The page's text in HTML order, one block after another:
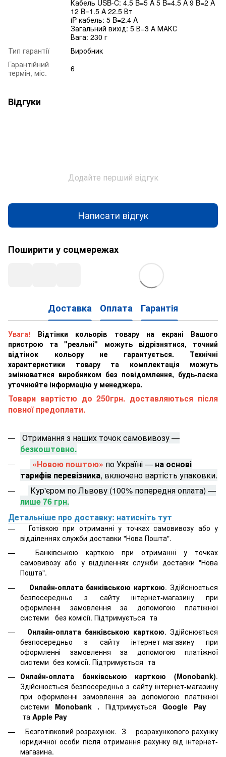
Кабель USB-C: 4.5 B=5 A 5 B=4.5 A 9 B=2 A
12 B=1.5 A 22.5 Вт
iP кабель: 5 B=2.4 A
Загальний вихід: 5 В=3 А МАКС
Вага: 230 г
Тип гарантії
Виробник
Гарантійний
термін, міс.
6
Відгуки
Додайте перший відгук
Написати відгук
Поширити у соцмережах
Доставка Оплата Гарантія
Увага! Відтінки кольорів товару на екрані Вашого
пристрою та "реальні" можуть відрізнятися, точний
відтінок кольору не гарантується. Технічні
характеристики товару та комплектація можуть
змінюватися виробником без повідомлення, будь-ласка
уточнюйте інформацію у менеджера.
Товари вартістю до 250грн. доставляються після
повної предоплати.
Отримання з наших точок самовивозу —
безкоштовно.
«Новою поштою» по Україні — на основі
тарифів перевізника, включено вартість упаковки.
Кур'єром по Львову (100% попередня оплата) —
лише 76 грн.
Детальніше про доставку: натисніть тут
Готівкою при отриманні у точках самовивозу або у
відділеннях служби доставки "Нова Пошта".
Банківською карткою при отриманні у точках
самовивозу або у відділеннях служби доставки "Нова
Пошта".
Онлайн-оплата банківською карткою. Здійснюється
безпосередньо з сайту інтернет-магазину при
оформленні замовлення за допомогою платіжної
системи
без комісії. Підтримується та
Онлайн-оплата банківською карткою. Здійснюється
безпосередньо з сайту інтернет-магазину при
оформленні замовлення за допомогою платіжної
системи без комісії. Підтримується та
Онлайн-оплата банківською карткою (Monobank).
Здійснюється безпосередньо з сайту інтернет-магазину
при оформленні замовлення за допомогою платіжної
системи Monobank .Підтримується Google Pay
та Apple Pay
Безготівковий розрахунок. З розрахункового рахунку
юридичної особи після отримання рахунку від інтернет-
магазина.